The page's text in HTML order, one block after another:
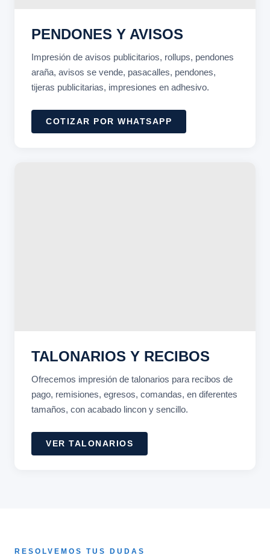
PENDONES Y AVISOS
Impresión de avisos publicitarios, rollups, pendones
araña, avisos se vende, pasacalles, pendones,
tijeras publicitarias, impresiones en adhesivo.
COTIZAR POR WHATSAPP
TALONARIOS Y RECIBOS
Ofrecemos impresión de talonarios para recibos de
pago, remisiones, egresos, comandas, en diferentes
tamaños, con acabado lincon y sencillo.
VER TALONARIOS
RESOLVEMOS TUS DUDAS